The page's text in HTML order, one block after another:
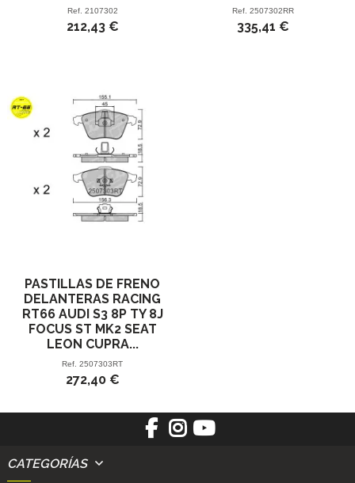
Ref. 2107302
212,43 €
Ref. 2507302RR
335,41 €
PASTILLAS DE FRENO
DELANTERAS RACING
RT66 AUDI S3 8P TY 8J
FOCUS ST MK2 SEAT
LEON CUPRA...
Ref. 2507303RT
272,40 €
CATEGORÍAS